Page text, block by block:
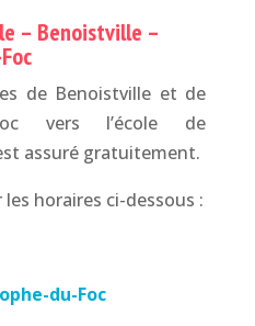
– Benoistville –
de Benoistville et de
Foc vers l’école de
assuré gratuitement.
horaires ci-dessous :
du-Foc